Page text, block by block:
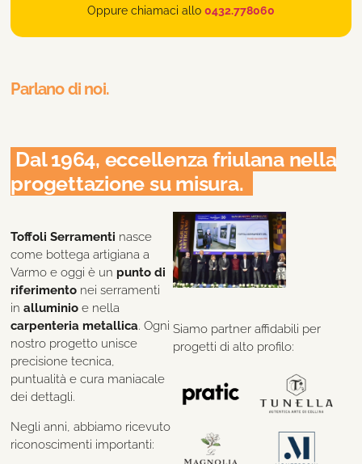
Oppure chiamaci allo 0432.778060
Parlano di noi.
Dal 1964, eccellenza friulana nella
progettazione su misura.
Toffoli Serramenti nasce
come bottega artigiana a
Varmo e oggi è un punto di
riferimento nei serramenti
inalluminio e nella
carpenteria metallica. Ogni
nostro progetto unisce
precisione tecnica,
puntualità e cura maniacale
dei dettagli.
Negli anni, abbiamo ricevuto
riconoscimenti importanti:
Siamo partner affidabili per
progetti di alto profilo: